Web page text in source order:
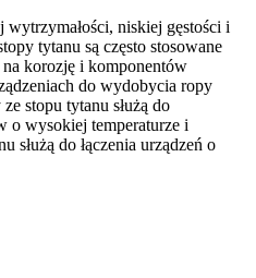
niskiej gęstości i
tytanu są często stosowane
korozję i komponentów
do wydobycia ropy
stopu tytanu służą do
o wysokiej temperaturze i
służą do łączenia urządzeń o